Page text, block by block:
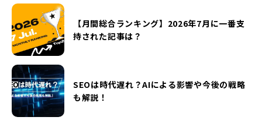
【月間総合ランキング】2026年7月に一番支
持された記事は？
SEOは時代遅れ？AIによる影響や今後の戦略
も解説！